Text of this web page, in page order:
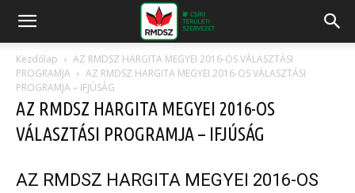
Kezdőlap
AZ RMDSZ HARGITA MEGYEI 2016-OS VÁLASZTÁSI
PROGRAMJA
AZ RMDSZ HARGITA MEGYEI 2016-OS VÁLASZTÁSI
PROGRAMJA – IFJÚSÁG
AZ RMDSZ HARGITA MEGYEI 2016-OS
VÁLASZTÁSI PROGRAMJA – IFJÚSÁG
AZ RMDSZ HARGITA MEGYEI 2016-OS